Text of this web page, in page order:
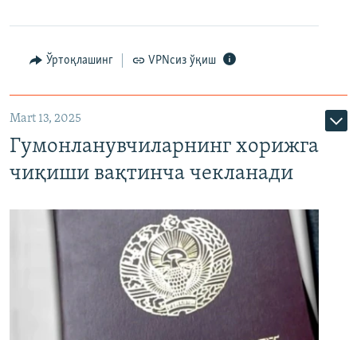
Ўртоқлашинг VPNсиз ўқиш
Mart 13, 2025
Гумонланувчиларнинг хорижга
чиқиши вақтинча чекланади